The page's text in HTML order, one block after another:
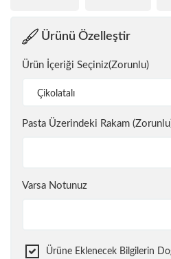
Ürünü Özelleştir
Ürün İçeriği Seçiniz(Zorunlu)
Çikolatalı
Pasta Üzerindeki Rakam
Varsa Notunuz
Ürüne Eklenecek Bilgilerin